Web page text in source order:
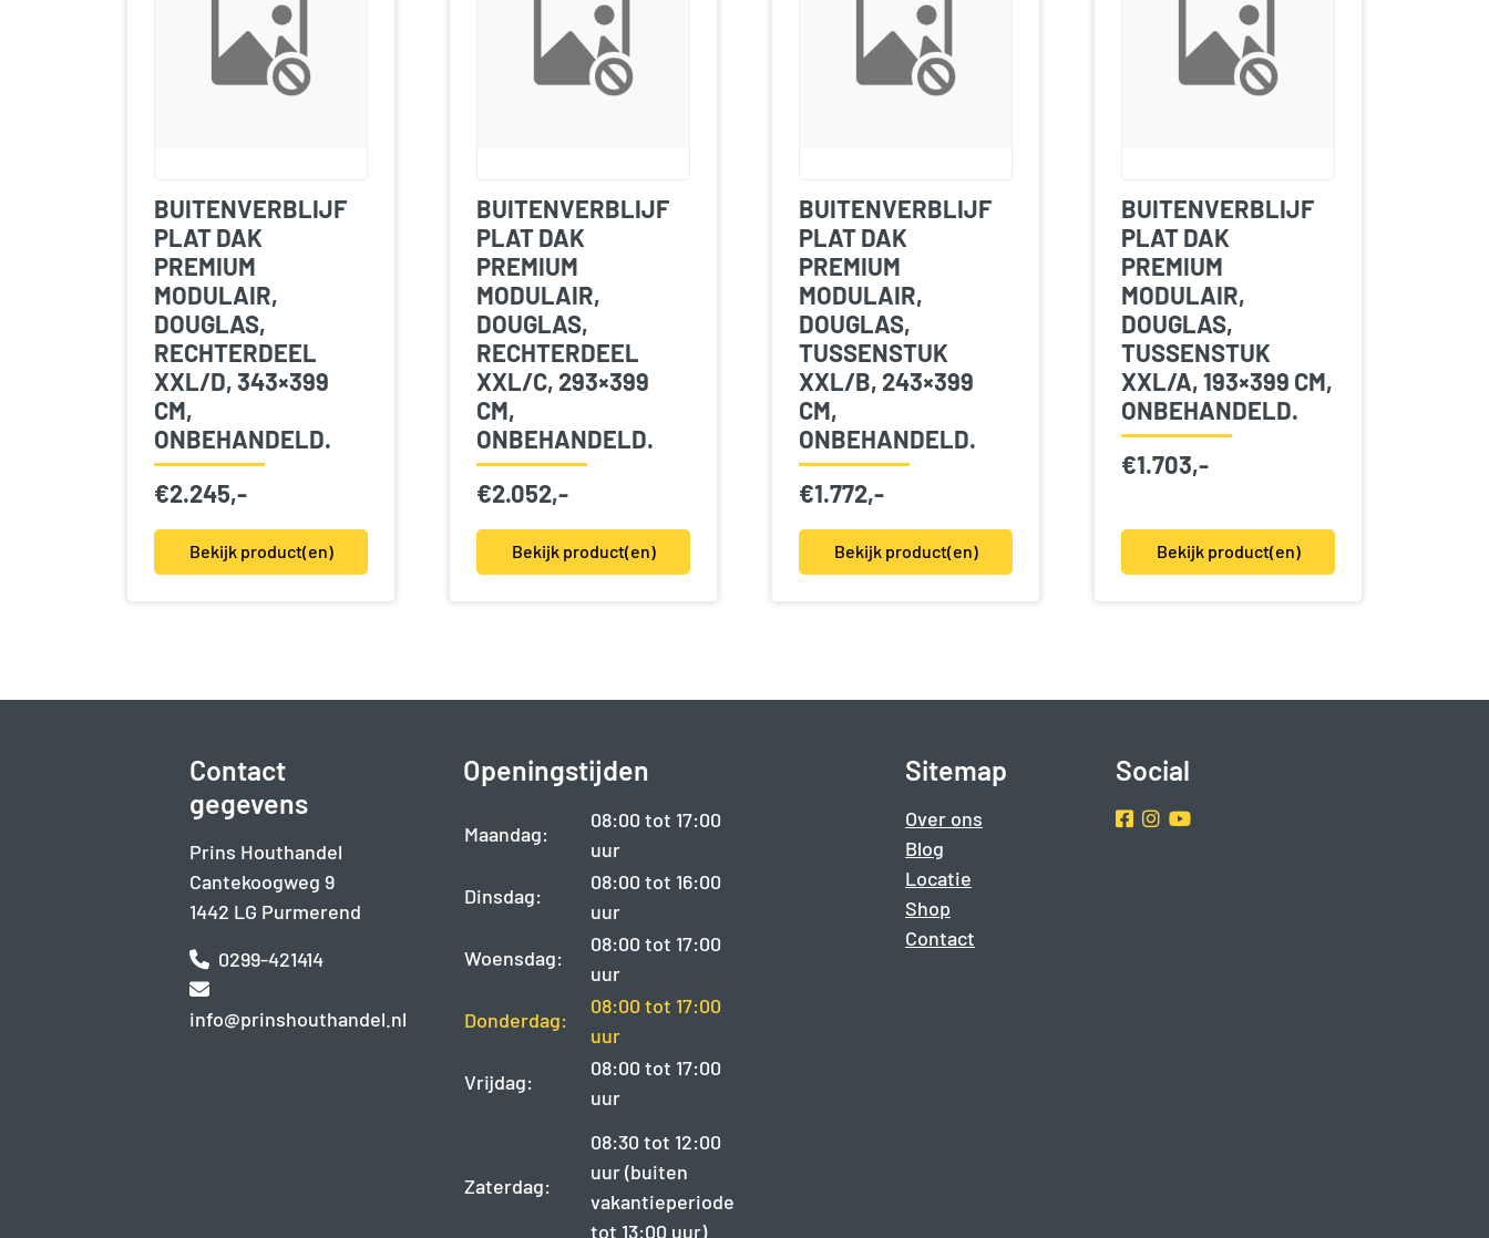
BUITENVERBLIJF
PLAT DAK
PREMIUM
MODULAIR,
DOUGLAS,
RECHTERDEEL
XXL/D, 343×399
CM,
ONBEHANDELD.
€2.245,-
Bekijk product(en)
BUITENVERBLIJF
PLAT DAK
PREMIUM
MODULAIR,
DOUGLAS,
RECHTERDEEL
XXL/C, 293×399
CM,
ONBEHANDELD.
€2.052,-
Bekijk product(en)
BUITENVERBLIJF
PLAT DAK
PREMIUM
MODULAIR,
DOUGLAS,
TUSSENSTUK
XXL/B, 243×399
CM,
ONBEHANDELD.
€1.772,-
Bekijk product(en)
BUITENVERBLIJF
PLAT DAK
PREMIUM
MODULAIR,
DOUGLAS,
TUSSENSTUK
XXL/A, 193×399 CM,
ONBEHANDELD.
€1.703,-
Bekijk product(en)
Contact
gegevens
Prins Houthandel
Cantekoogweg 9
1442 LG Purmerend
0299-421414
info@prinshouthandel.nl
Openingstijden
Maandag:
08:00 tot 17:00
uur
Dinsdag:
08:00 tot 16:00
uur
Woensdag:
08:00 tot 17:00
uur
Donderdag:
08:00 tot 17:00
uur
Vrijdag:
08:00 tot 17:00
uur
Zaterdag:
08:30 tot 12:00
uur (buiten
vakantieperiode
tot 13:00 uur)
Sitemap
Over ons
Blog
Locatie
Shop
Contact
Social
Facebook
Instragram
Youtube